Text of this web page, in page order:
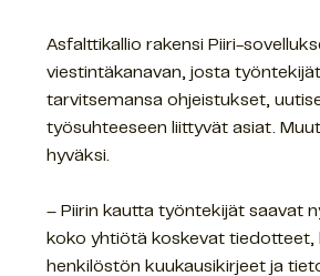
Asfalttikallio rakensi Piiri-
viestintäkanavan, josta
tarvitsemansa ohjeistukset,
työsuhteeseen liittyvät asiat.
hyväksi.
– Piirin kautta työntekijät saavat
koko yhtiötä koskevat tiedotteet,
henkilöstön kuukausikirjeet ja